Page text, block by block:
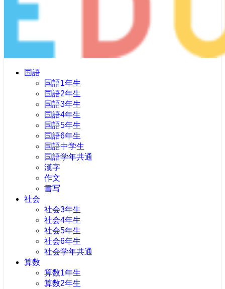
国語
国語1年生
国語2年生
国語3年生
国語4年生
国語5年生
国語6年生
国語中学生
国語学年共通
漢字
作文
書写
社会
社会3年生
社会4年生
社会5年生
社会6年生
社会学年共通
算数
算数1年生
算数2年生